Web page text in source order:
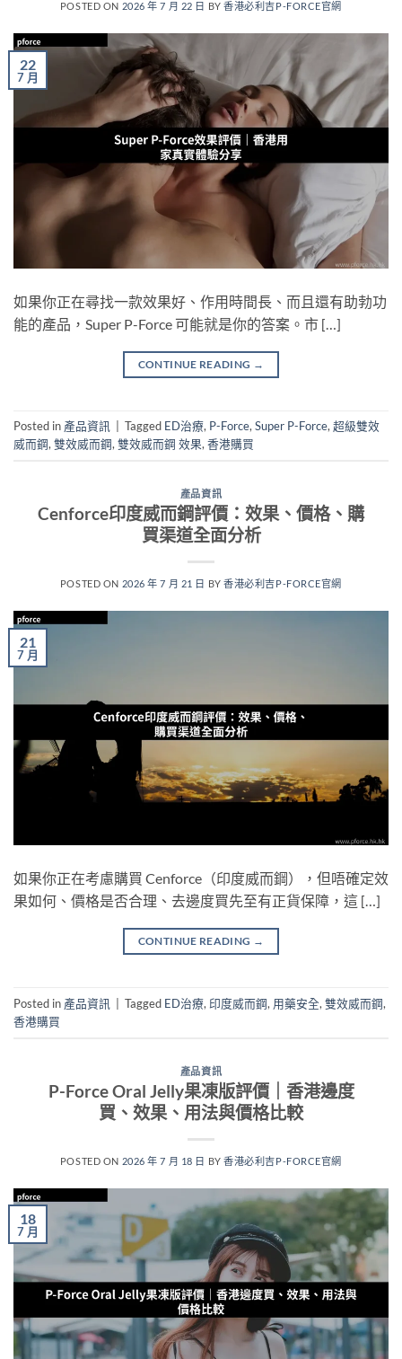
POSTED ON 2026 年 7 月 22 日 BY香港必利吉P-FORCE官網
22
7 月
如果你正在尋找一款效果好、作用時間長、而且還有助勃功
能的產品，Super P-Force 可能就是你的答案。市 […]
CONTINUE READING →
Posted in 產品資訊 Tagged ED治療, P-Force, Super P-Force, 超級雙效
威而鋼, 雙效威而鋼, 雙效威而鋼 效果, 香港購買
產品資訊
Cenforce印度威而鋼評價：效果、價格、購
買渠道全面分析
POSTED ON 2026 年 7 月 21 日 BY香港必利吉P-FORCE官網
21
7 月
如果你正在考慮購買 Cenforce（印度威而鋼），但唔確定效
果如何、價格是否合理、去邊度買先至有正貨保障，這 […]
CONTINUE READING →
Posted in 產品資訊 Tagged ED治療, 印度威而鋼, 用藥安全, 雙效威而鋼,
香港購買
產品資訊
P-Force Oral Jelly果凍版評價｜香港邊度
買、效果、用法與價格比較
POSTED ON 2026 年 7 月 18 日 BY香港必利吉P-FORCE官網
18
7 月